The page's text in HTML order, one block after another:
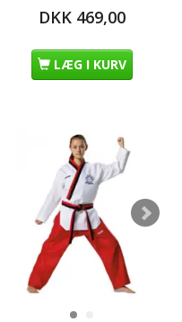
DKK 469,00
LÆG I KURV